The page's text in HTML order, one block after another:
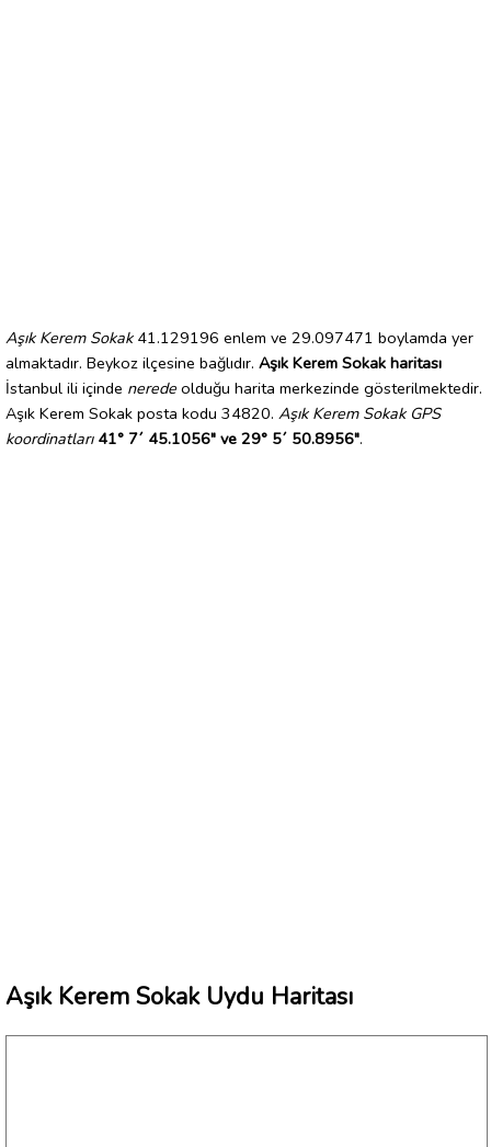
Aşık Kerem Sokak41.129196 enlem ve 29.097471 boylamda yer
almaktadır. Beykoz ilçesine bağlıdır. Aşık Kerem Sokak haritası
İstanbul ili içinde nerede olduğu harita merkezinde gösterilmektedir.
Aşık Kerem Sokak posta kodu 34820. Aşık Kerem Sokak GPS
koordinatları 41° 7´ 45.1056" ve 29° 5´ 50.8956".
Aşık Kerem Sokak Uydu Haritası